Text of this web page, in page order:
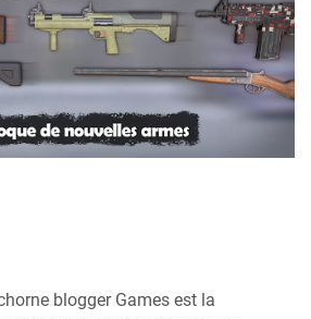
blogger Games est la